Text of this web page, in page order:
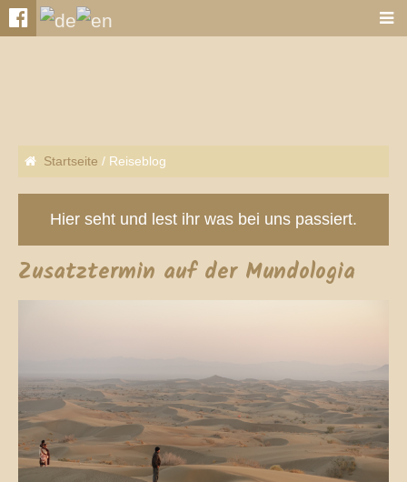
Startseite / Reiseblog
Hier seht und lest ihr was bei uns passiert.
Zusatztermin auf der Mundologia